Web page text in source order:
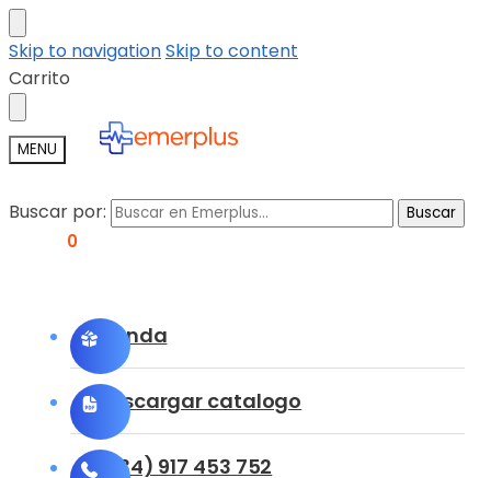
Skip to navigationSkip to content
Carrito
MENU
Buscar por: Buscar
0
Tienda
Descargar catalogo
(+34) 917 453 752